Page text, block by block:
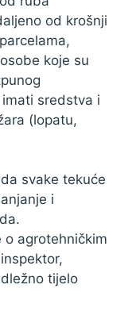
od krošnji
koje su
sredstva i
(lopatu,
svake tekuće
i
agrotehničkim
tijelo